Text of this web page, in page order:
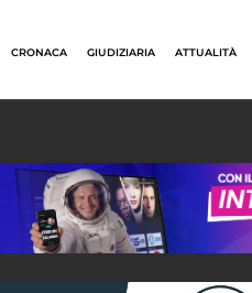
CRONACA GIUDIZIARIA ATTUALITÀ